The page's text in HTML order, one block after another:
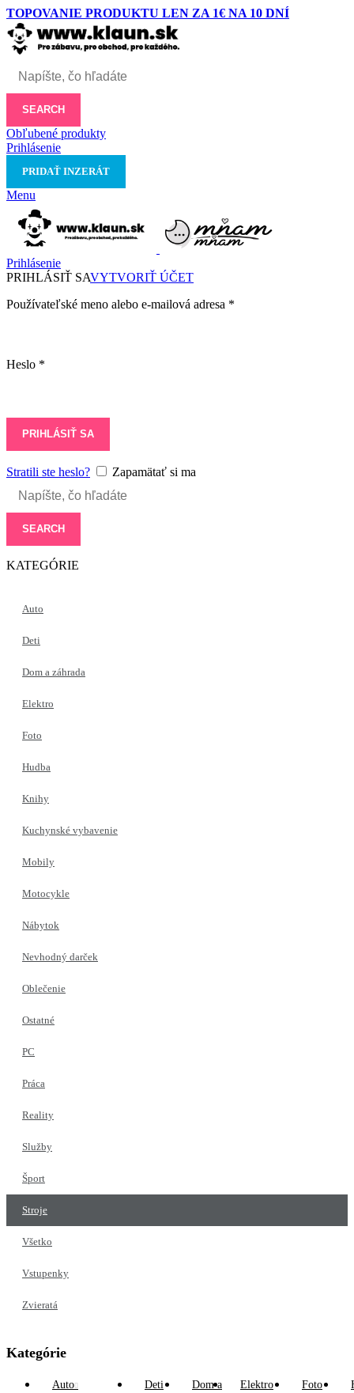
TOPOVANIE PRODUKTU LEN ZA 1€ NA 10 DNÍ
SEARCH
Obľubené produkty
Prihlásenie
PRIDAŤ INZERÁT
Menu
Prihlásenie
PRIHLÁSIŤ SAVYTVORIŤ ÚČET
Používateľské meno alebo e-mailová adresa *
Heslo *
PRIHLÁSIŤ SA
Stratili ste heslo? Zapamätať si ma
SEARCH
KATEGÓRIE
Auto
Deti
Dom a záhrada
Elektro
Foto
Hudba
Knihy
Kuchynské vybavenie
Mobily
Motocykle
Nábytok
Nevhodný darček
Oblečenie
Ostatné
PC
Práca
Reality
Služby
Šport
Stroje
Všetko
Vstupenky
Zvieratá
Kategórie
Auto Deti
Dom a
Elektro Foto